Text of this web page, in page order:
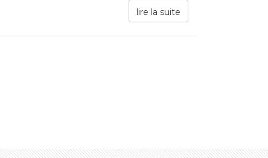
lire la suite